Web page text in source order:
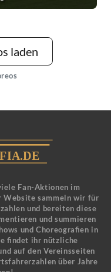
laden
Fan-Aktionen im
Website sammeln wir für
und bereiten diese
und summieren
und Choreografien in
findet ihr nützliche
auf den Vereinsseiten
über Jahre